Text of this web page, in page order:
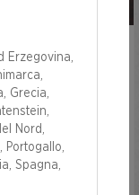
of Frank Frazetta:
Exhibition
Erzegovina,
Grecia,
Nord,
Portogallo,
Spagna,